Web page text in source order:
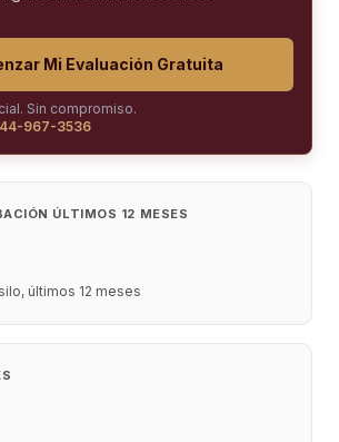
Mi Evaluación Gratuita
Sin compromiso.
967-3536
ÚLTIMOS 12 MESES
últimos 12 meses